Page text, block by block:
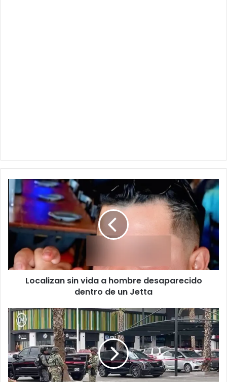
Localizan
sin
vida
hombre
desaparecido
dentro
de
un
Localizan sin vida a hombre desaparecido
dentro de un Jetta
Víctima
de
ataque
en
Alameda
Iglesias
llevaba